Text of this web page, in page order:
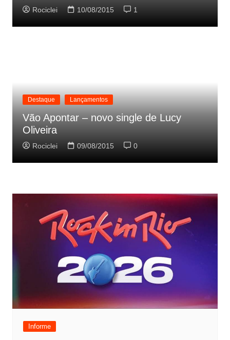
Rociclei 10/08/2015 1
Destaque Lançamentos
Vão Apontar – novo single de Lucy
Oliveira
Rociclei 09/08/2015 0
Informe